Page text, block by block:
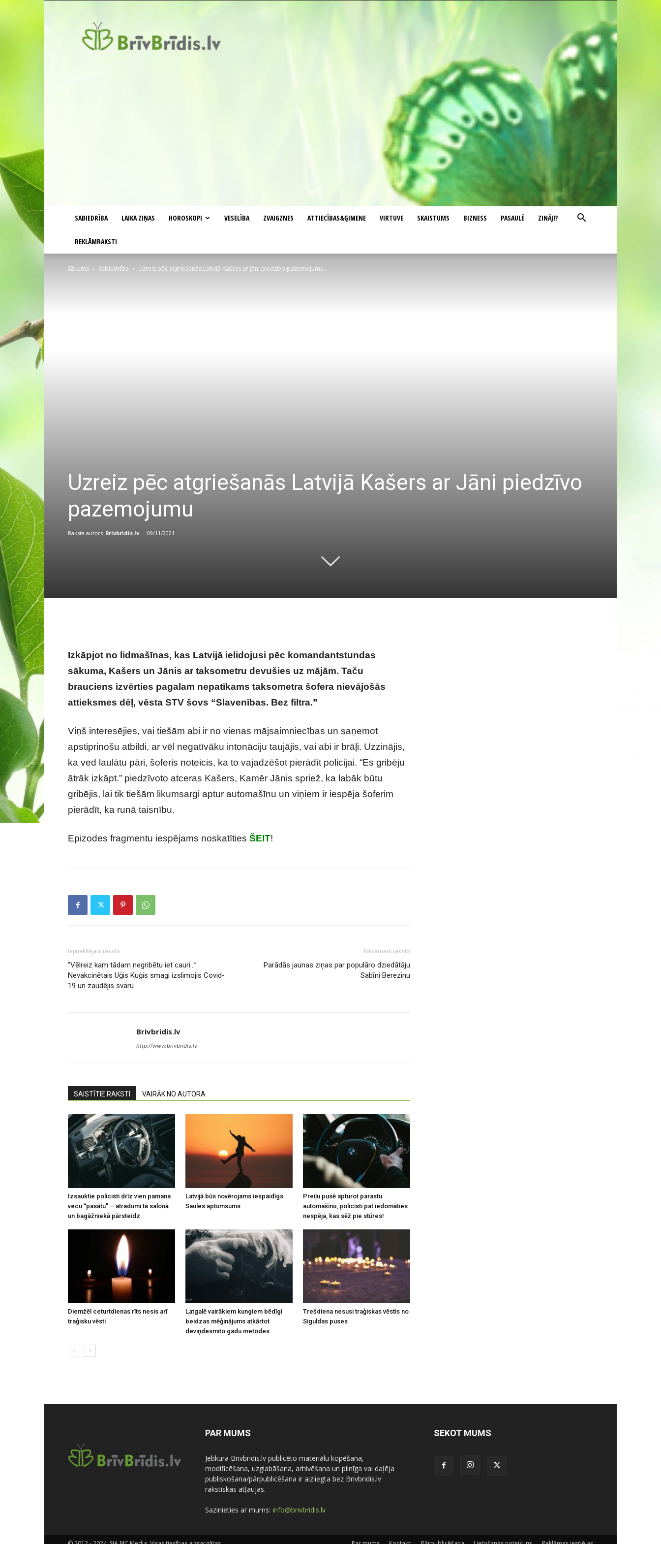
SABIEDRĪBA LAIKA ZIŅAS HOROSKOPI VESELĪBA ZVAIGZNES ATTIECĪBAS&ĢIMENE VIRTUVE SKAISTUMS BIZNESS PASAULĒ ZINĀJI?
REKLĀMRAKSTI
Sākums Sabiedrība Uzreiz pēc atgriešanās Latvijā Kašers ar Jāni piedzīvo pazemojumu
Uzreiz pēc atgriešanās Latvijā Kašers ar Jāni piedzīvo
pazemojumu
Raksta autors Brivbridis.lv - 09/11/2021
Izkāpjot no lidmašīnas, kas Latvijā ielidojusi pēc komandantstundas
sākuma, Kašers un Jānis ar taksometru devušies uz mājām. Taču
brauciens izvērties pagalam nepatīkams taksometra šofera nievājošās
attieksmes dēļ, vēsta STV šovs “Slavenības. Bez filtra.”
Viņš interesējies, vai tiešām abi ir no vienas mājsaimniecības un saņemot
apstiprinošu atbildi, ar vēl negatīvāku intonāciju taujājis, vai abi ir brāļi. Uzzinājis,
ka ved laulātu pāri, šoferis noteicis, ka to vajadzēšot pierādīt policijai. “Es gribēju
ātrāk izkāpt.” piedzīvoto atceras Kašers, Kamēr Jānis spriež, ka labāk būtu
gribējis, lai tik tiešām likumsargi aptur automašīnu un viņiem ir iespēja šoferim
pierādīt, ka runā taisnību.
Epizodes fragmentu iespējams noskatīties ŠEIT!
Iepriekšējais raksts
“Vēlreiz kam tādam negribētu iet cauri…”
Nevakcinētais Uģis Kuģis smagi izslimojis Covid-
19 un zaudējis svaru
Nākamais raksts
Parādās jaunas ziņas par populāro dziedātāju
Sabīni Berezinu
Brivbridis.lv
http://www.brivbridis.lv
SAISTĪTIE RAKSTI VAIRĀK NO AUTORA
Izsauktie policisti drīz vien pamana
vecu “pasātu” – atradumi tā salonā
un bagāžniekā pārsteidz
Latvijā būs novērojams iespaidīgs
Saules aptumsums
Preiļu pusē apturot parastu
automašīnu, policisti pat iedomāties
nespēja, kas sēž pie stūres!
Diemžēl ceturtdienas rīts nesis arī
traģisku vēsti
Latgalē vairākiem kungiem bēdīgi
beidzas mēģinājums atkārtot
deviņdesmito gadu metodes
Trešdiena nesusi traģiskas vēstis no
Siguldas puses
PAR MUMS
Jebkura Brivbridis.lv publicēto materiālu kopēšana,
modificēšana, uzglabāšana, arhivēšana un pilnīga vai daļēja
publiskošana/pārpublicēšana ir aizliegta bez Brivbridis.lv
rakstiskas atļaujas.
Sazinieties ar mums: info@brivbridis.lv
SEKOT MUMS